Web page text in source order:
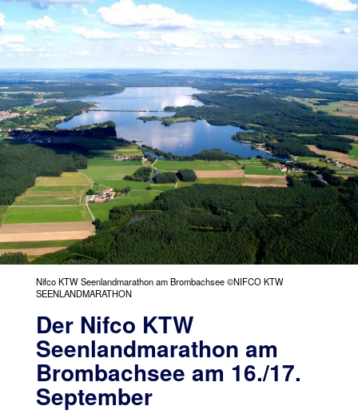
Nifco KTW Seenlandmarathon am Brombachsee ©NIFCO KTW
SEENLANDMARATHON
Der Nifco KTW
Seenlandmarathon am
Brombachsee am 16./17.
September